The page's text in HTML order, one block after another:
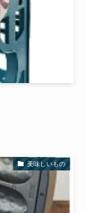
美味しいもの